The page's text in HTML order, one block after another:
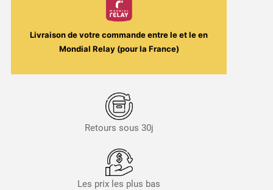
Livraison de votre commande entre leet leen
Mondial Relay (pour la France)
Retours sous 30j
Les prix les plus bas